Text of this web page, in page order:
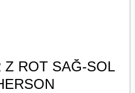
Z ROT SAĞ-SOL